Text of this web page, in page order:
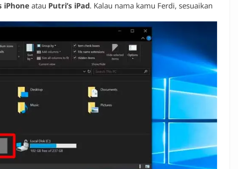
iPhone atau Putri’s iPad. Kalau nama kamu Ferdi, sesuaikan